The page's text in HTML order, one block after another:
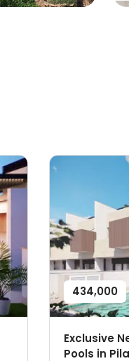
434,000
Exclusive
Pools in